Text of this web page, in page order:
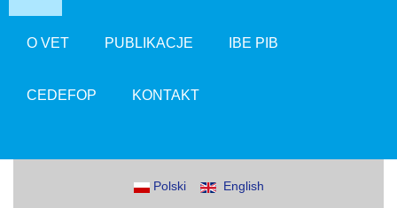
O VET PUBLIKACJE IBE PIB
CEDEFOP KONTAKT
Polski English